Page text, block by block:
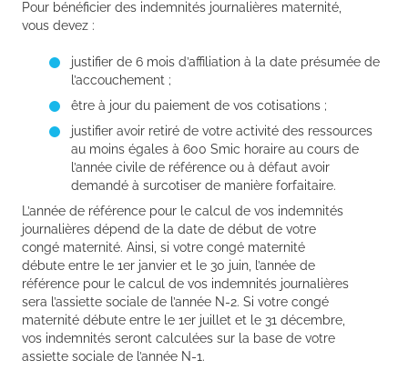
Pour bénéficier des indemnités journalières maternité,
vous devez :
justifier de 6 mois d’affiliation à la date présumée de
l’accouchement ;
être à jour du paiement de vos cotisations ;
justifier avoir retiré de votre activité des ressources
au moins égales à 600 Smic horaire au cours de
l’année civile de référence ou à défaut avoir
demandé à surcotiser de manière forfaitaire.
L’année de référence pour le calcul de vos indemnités
journalières dépend de la date de début de votre
congé maternité. Ainsi, si votre congé maternité
débute entre le 1er janvier et le 30 juin, l’année de
référence pour le calcul de vos indemnités journalières
sera l’assiette sociale de l’année N-2. Si votre congé
maternité débute entre le 1er juillet et le 31 décembre,
vos indemnités seront calculées sur la base de votre
assiette sociale de l’année N-1.